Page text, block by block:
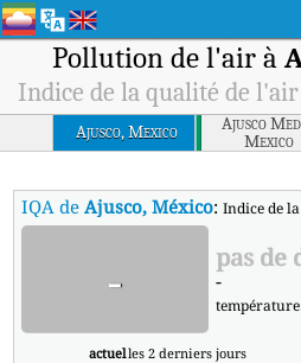
Pollution de l'air à
Indice de la qualité de
Ajusco, Mexico
Ajusco
Mexico
IQA deAjusco, México:Indice de
- pas de
-
actuelles 2 derniers jours